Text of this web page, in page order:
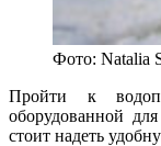
Фото: Natalia
Пройти к
оборудованной
стоит надеть